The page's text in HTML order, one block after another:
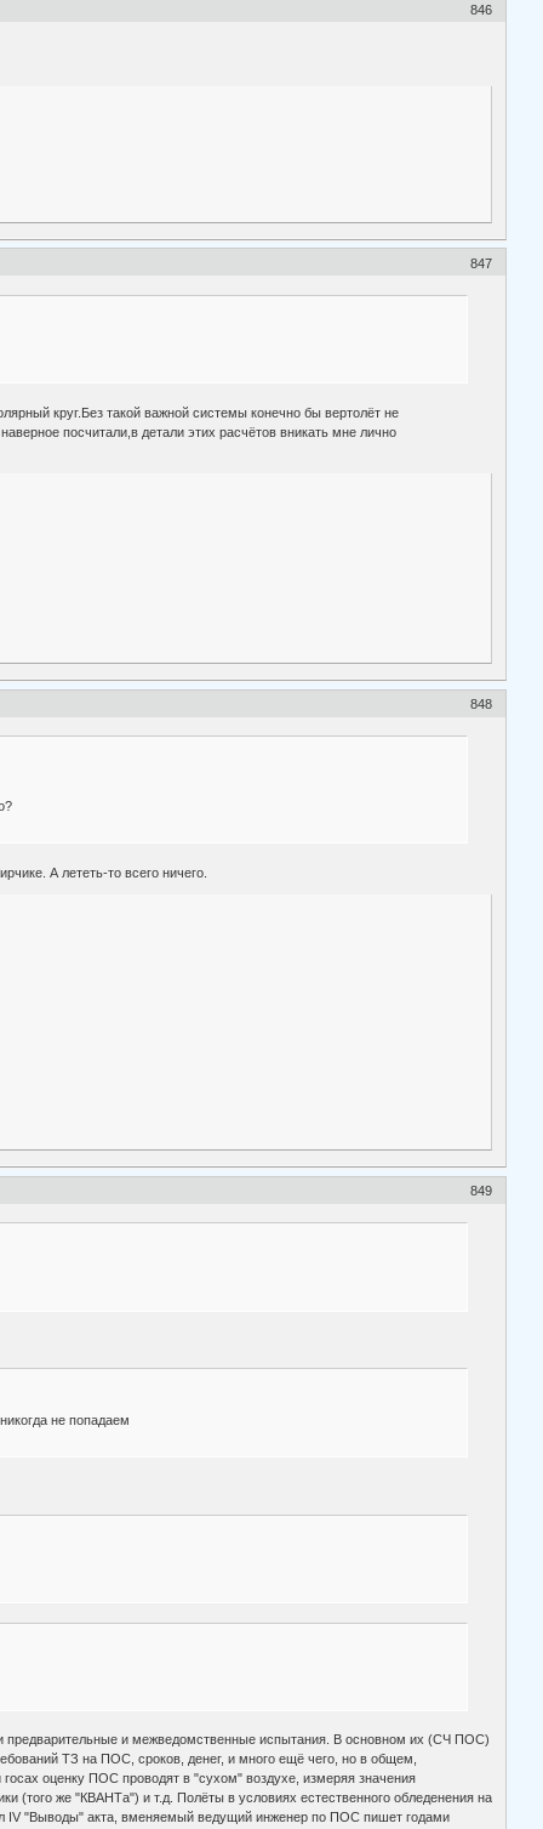
846
847
круг.Без такой важной системы конечно бы вертолёт не
посчитали,в детали этих расчётов вникать мне лично
848
А лететь-то всего ничего.
849
не попадаем
предварительные и межведомственные испытания. В основном их (СЧ ПОС)
ТЗ на ПОС, сроков, денег, и много ещё чего, но в общем,
оценку ПОС проводят в "сухом" воздухе, измеряя значения
(того же "КВАНТа") и т.д. Полёты в условиях естественного обледенения на
IV "Выводы" акта, вменяемый ведущий инженер по ПОС пишет годами